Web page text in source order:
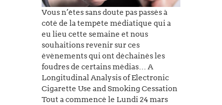
Vous n’êtes sans doute pas passés à
côté de la tempête médiatique qui a
eu lieu cette semaine et nous
souhaitions revenir sur ces
évènements qui ont déchainés les
foudres de certains médias… A
Longitudinal Analysis of Electronic
Cigarette Use and Smoking Cessation
Tout a commencé le Lundi 24 mars